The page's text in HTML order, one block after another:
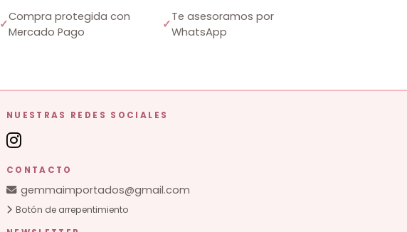
✓
Compra protegida con
Mercado Pago
✓
Te asesoramos por
WhatsApp
NUESTRAS REDES SOCIALES
CONTACTO
gemmaimportados@gmail.com
Botón de arrepentimiento